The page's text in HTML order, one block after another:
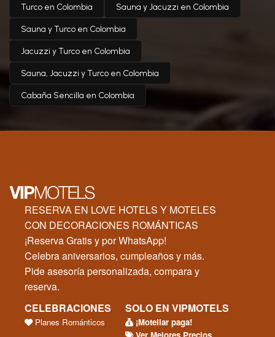
Turco en Colombia Sauna y Jacuzzi en Colombia
Sauna y Turco en Colombia
Jacuzzi y Turco en Colombia
Sauna, Jacuzzi y Turco en Colombia
Cabaña Sencilla en Colombia
RESERVA EN LOVE HOTELS Y MOTELES
CON DECORACIONES ROMÁNTICAS
¡Reserva Gratis y por WhatsApp!
Celebra aniversarios, cumpleaños y más.
Pide asesoría personalizada, compara y
reserva.
CELEBRACIONES
Planes Románticos
SOLO EN VIPMOTELS
¡Moteliar paga!